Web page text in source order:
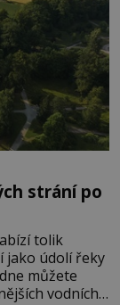
strání po
tolik
jako údolí řeky
můžete
vodních